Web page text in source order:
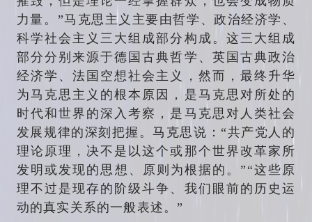
力量。”马克思主义主要由哲学、政治经济学、
科学社会主义三大组成部分构成。这三大组成
部分分别来源于德国古典哲学、英国古典政治
经济学、法国空想社会主义，然而，最终升华
为马克思主义的根本原因，是马克思对所处的
时代和世界的深入考察，是马克思对人类社会
发展规律的深刻把握。马克思说：“共产党人的
理论原理，决不是以这个或那个世界改革家所
发明或发现的思想、原则为根据的。”“这些原
理不过是现存的阶级斗争、我们眼前的历史运
动的真实关系的一般表述。”